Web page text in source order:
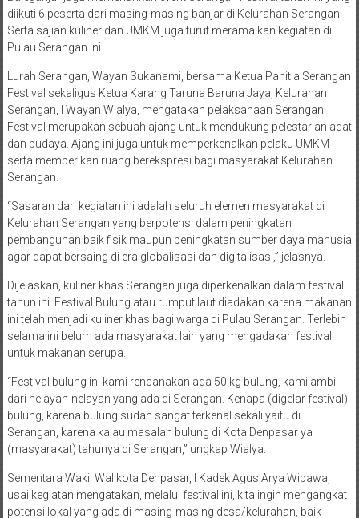
diikuti 6 peserta dari masing-masing banjar di Kelurahan Serangan.
Serta sajian kuliner dan UMKM juga turut meramaikan kegiatan di
Pulau Serangan ini.
Lurah Serangan, Wayan Sukanami, bersama Ketua Panitia Serangan
Festival sekaligus Ketua Karang Taruna Baruna Jaya, Kelurahan
Serangan, I Wayan Wialya, mengatakan pelaksanaan Serangan
Festival merupakan sebuah ajang untuk mendukung pelestarian adat
dan budaya. Ajang ini juga untuk memperkenalkan pelaku UMKM
serta memberikan ruang berekspresi bagi masyarakat Kelurahan
Serangan.
“Sasaran dari kegiatan ini adalah seluruh elemen masyarakat di
Kelurahan Serangan yang berpotensi dalam peningkatan
pembangunan baik fisik maupun peningkatan sumber daya manusia
agar dapat bersaing di era globalisasi dan digitalisasi,” jelasnya.
Dijelaskan, kuliner khas Serangan juga diperkenalkan dalam festival
tahun ini. Festival Bulung atau rumput laut diadakan karena makanan
ini telah menjadi kuliner khas bagi warga di Pulau Serangan. Terlebih
selama ini belum ada masyarakat lain yang mengadakan festival
untuk makanan serupa.
“Festival bulung ini kami rencanakan ada 50 kg bulung, kami ambil
dari nelayan-nelayan yang ada di Serangan. Kenapa (digelar festival)
bulung, karena bulung sudah sangat terkenal sekali yaitu di
Serangan, karena kalau masalah bulung di Kota Denpasar ya
(masyarakat) tahunya di Serangan,” ungkap Wialya.
Sementara Wakil Walikota Denpasar, I Kadek Agus Arya Wibawa,
usai kegiatan mengatakan, melalui festival ini, kita ingin mengangkat
potensi lokal yang ada di masing-masing desa/kelurahan, baik